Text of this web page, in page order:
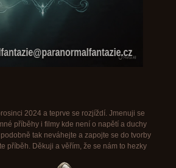
2024 a teprve se rozjíždí. Jmenuji se
příběhy i filmy kde není o napětí a duchy
tak neváhejte a zapojte se do tvorby
příběh. Děkuji a věřím, že se nám to hezky